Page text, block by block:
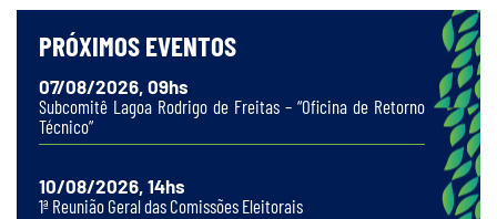
PRÓXIMOS EVENTOS
07/08/2026, 09hs
Subcomitê Lagoa Rodrigo de Freitas – “Oficina de Retorno
Técnico”
10/08/2026, 14hs
1ª Reunião Geral das Comissões Eleitorais